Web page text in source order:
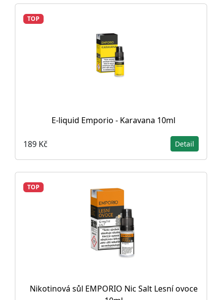
TOP
E-liquid Emporio - Karavana 10ml
189 Kč Detail
TOP
Nikotinová sůl EMPORIO Nic Salt Lesní ovoce